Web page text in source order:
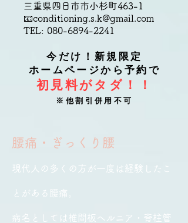
今だけ！新規限定
ホームページから予約で
初見料がタダ！！
※他割引併用不可
三重県四日市市小杉町463-1
📧conditioning.s.k@gmail.com
TEL: 080-6894-2241
腰痛・ぎっくり腰
現代人の多くの方が一度は経験したこ
とがある腰痛。
病名としては椎間板ヘルニア・脊柱管